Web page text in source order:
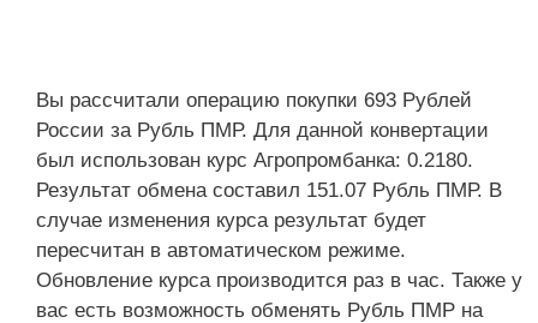
Вы рассчитали операцию покупки 693 Рублей
России за Рубль ПМР. Для данной конвертации
был использован курс Агропромбанка: 0.2180.
Результат обмена составил 151.07 Рубль ПМР. В
случае изменения курса результат будет
пересчитан в автоматическом режиме.
Обновление курса производится раз в час. Также у
вас есть возможность обменять Рубль ПМР на